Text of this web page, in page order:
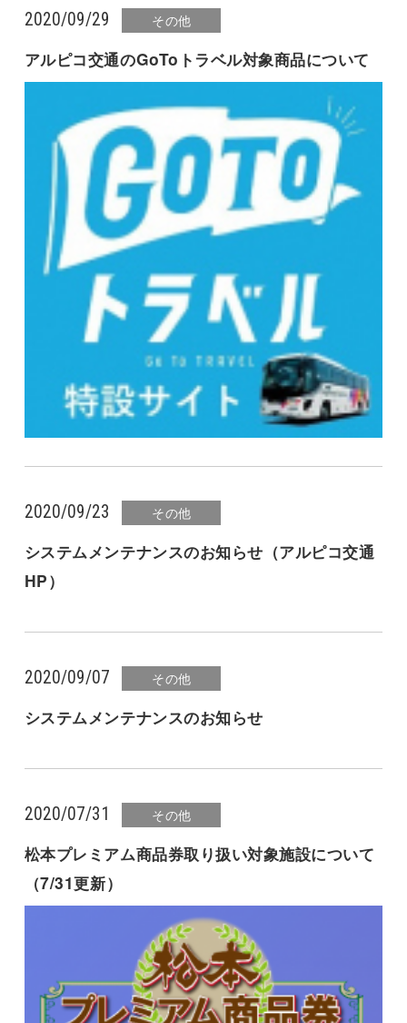
2020/09/29 その他
アルピコ交通のGoToトラベル対象商品について
2020/09/23 その他
システムメンテナンスのお知らせ（アルピコ交通
HP）
2020/09/07 その他
システムメンテナンスのお知らせ
2020/07/31 その他
松本プレミアム商品券取り扱い対象施設について
（7/31更新）